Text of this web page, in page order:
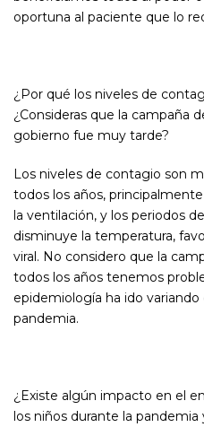
oportuna al paciente que lo
¿Por qué los niveles de
¿Consideras que la campaña
gobierno fue muy tarde?
Los niveles de contagio son
todos los años,
la ventilación, y los periodos
disminuye la temperatura,
viral. No considero que la
todos los años tenemos
epidemiología ha ido variando
pandemia.
¿Existe algún impacto en el
los niños durante la pandemia